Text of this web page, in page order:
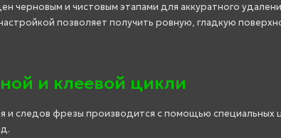
черновым и чистовым этапами для аккуратного
позволяет получить ровную, гладкую
и клеевой цикли
и следов фрезы производится с помощью